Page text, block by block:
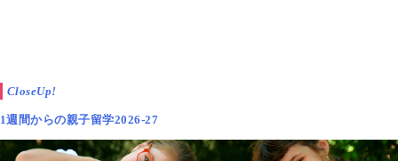
CloseUp!
1週間からの親子留学2026-27